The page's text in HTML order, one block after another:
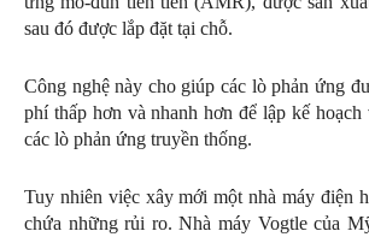
sau đó được lắp đặt tại chỗ.
Công nghệ này cho giúp các lò phản ứng
phí thấp hơn và nhanh hơn để lập kế
các lò phản ứng truyền thống.
Tuy nhiên việc xây mới một nhà máy điện
chứa những rủi ro. Nhà máy Vogtle của